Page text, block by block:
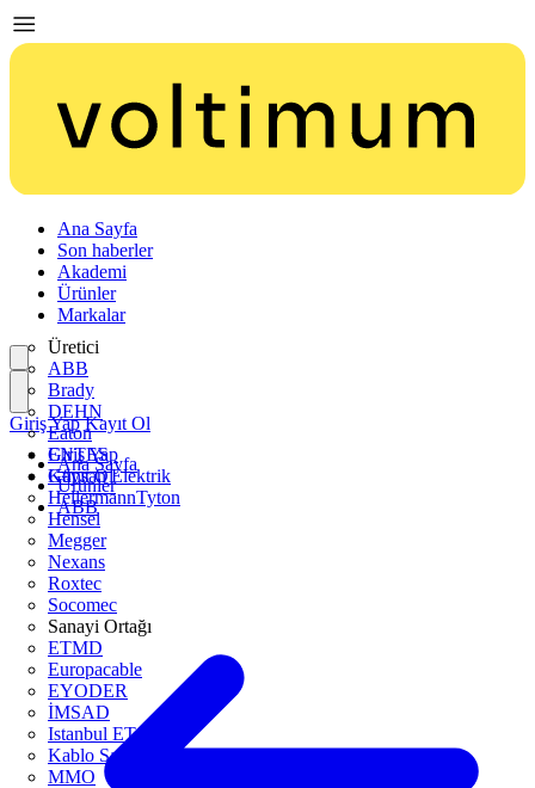
Ana Sayfa
Son haberler
Akademi
Ürünler
Markalar
Üretici
ABB
Brady
DEHN
Eaton
ENTES
Günsan Elektrik
HellermannTyton
Hensel
Megger
Nexans
Roxtec
Socomec
Sanayi Ortağı
ETMD
Europacable
EYODER
İMSAD
Istanbul ETO
Kablo Sanayicileri Derneği
MMO
Giriş Yap
Kayıt Ol
Giriş Yap Kayıt Ol
Ana Sayfa
Ürünler
ABB